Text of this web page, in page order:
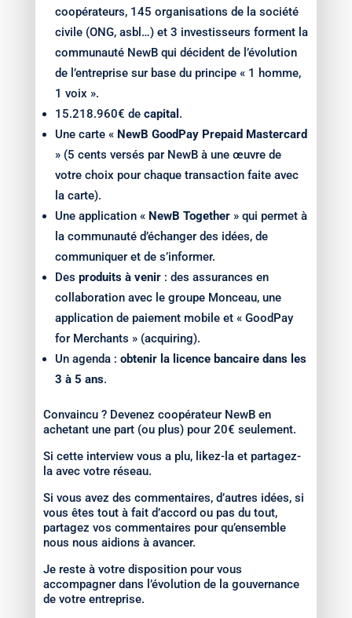
coopérateurs, 145 organisations de la société
civile (ONG, asbl…) et 3 investisseurs forment la
communauté NewB qui décident de l’évolution
de l’entreprise sur base du principe « 1 homme,
1 voix ».
15.218.960€ de capital .
Une carte « NewB GoodPay Prepaid Mastercard
» (5 cents versés par NewB à une œuvre de
votre choix pour chaque transaction faite avec
la carte).
Une application « NewB Together» qui permet à
la communauté d’échanger des idées, de
communiquer et de s’informer.
Des produits à venir: des assurances en
collaboration avec le groupe Monceau, une
application de paiement mobile et « GoodPay
for Merchants » (acquiring).
Un agenda : obtenir la licence bancaire dans les
3 à 5 ans.
Convaincu ? Devenez coopérateur NewB en
achetant une part (ou plus) pour 20€ seulement.
Si cette interview vous a plu, likez-la et partagez-
la avec votre réseau.
Si vous avez des commentaires, d’autres idées, si
vous êtes tout à fait d’accord ou pas du tout,
partagez vos commentaires pour qu’ensemble
nous nous aidions à avancer.
Je reste à votre disposition pour vous
accompagner dans l’évolution de la gouvernance
de votre entreprise.